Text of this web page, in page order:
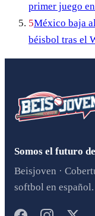
primer juego
5México baja
béisbol tras el
Somos el futuro
Beisjoven ·
softbol en